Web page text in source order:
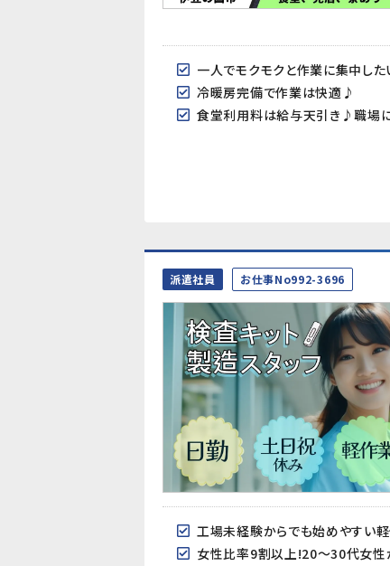
一人でモクモクと作業に集中し
冷暖房完備で作業は快適♪
食堂利用料は給与天引き♪職場
派遣社員 お仕事No992-3696
工場未経験からでも始めやすい
女性比率9割以上!20～30代女性